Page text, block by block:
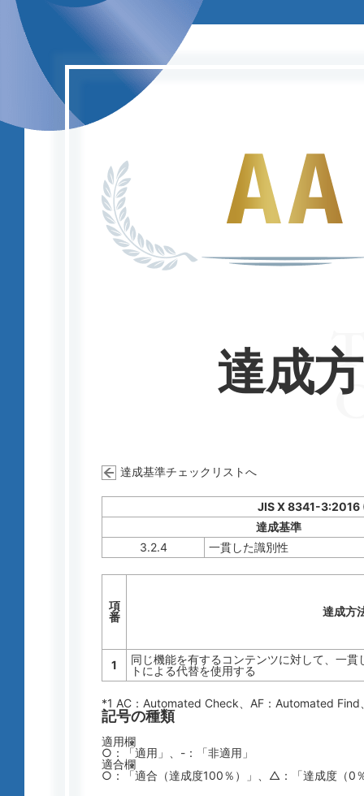
達成
達成基準チェックリストへ
JIS X 8341-
達成基準
3.2.4
一貫した識別性
項
番
達成方
1
同じ機能を有するコンテンツに対して、一
トによる代替を使用する
*1 AC： Automated Check 、AF： Automated Find
記号の種類
適用欄
○：「適用」、-：「非適用」
適合欄
○：「適合（達成度100％）」、△：「達成度（0